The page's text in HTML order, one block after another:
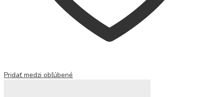
Pridať medzi obľúbené